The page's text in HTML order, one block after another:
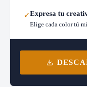
✓Expresa tu
Elige cada color tú